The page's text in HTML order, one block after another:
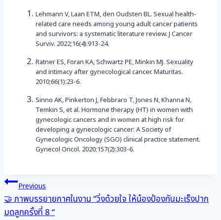
Lehmann V, Laan ETM, den Oudsten BL. Sexual health-
related care needs among young adult cancer patients
and survivors: a systematic literature review. J Cancer
Surviv. 2022;16(4):913-24.
Ratner ES, Foran KA, Schwartz PE, Minkin MJ. Sexuality
and intimacy after gynecological cancer. Maturitas.
2010;66(1):23-6.
Sinno AK, Pinkerton J, Febbraro T, Jones N, Khanna N,
Temkin S, et al. Hormone therapy (HT) in women with
gynecologic cancers and in women at high risk for
developing a gynecologic cancer: A Society of
Gynecologic Oncology (SGO) clinical practice statement.
Gynecol Oncol. 2020;157(2):303-6.
แนะแนว
เรื่อง
Previous
🤝 ภาพบรรยายกาศในงาน “วิ่งด้วยใจ ให้น้องป้องกันมะเร็งปาก
มดลูกครั้งที่ 8 “